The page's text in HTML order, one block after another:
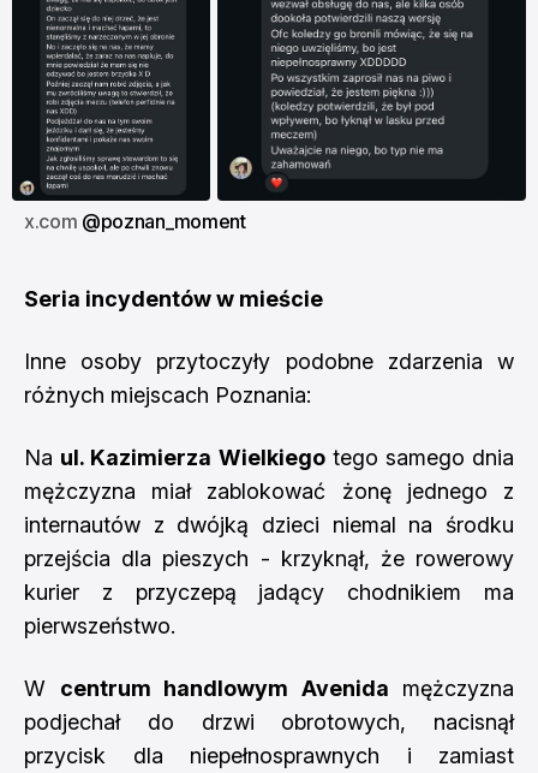
x.com @poznan_moment
Seria incydentów w mieście
Inne osoby przytoczyły podobne zdarzenia w
różnych miejscach Poznania:
Na ul. Kazimierza Wielkiegotego samego dnia
mężczyzna miał zablokować żonę jednego z
internautów z dwójką dzieci niemal na środku
przejścia dla pieszych - krzyknął, że rowerowy
kurier z przyczepą jadący chodnikiem ma
pierwszeństwo.
W centrum handlowym Avenida mężczyzna
podjechał do drzwi obrotowych, nacisnął
przycisk dla niepełnosprawnych i zamiast